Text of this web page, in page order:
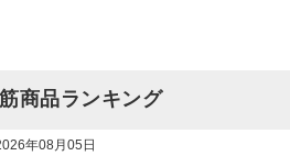
商品ランキング
年08月05日